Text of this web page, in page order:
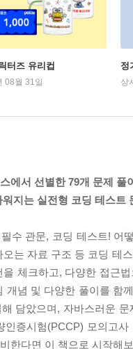
터즈 유리컵
08월 31일
정
상
에서 선별한 79개 문제 풀
지는 실전형 코딩 테스트
수 관문, 코딩 테스트! 어
는 자료 구조 등 코딩 테
체크하고, 다양한 접근
개념 및 다양한 풀이를 함
담았으며, 자바스러운
인증시험(PCCP) 모의고
한다면 이 책으로 시작해